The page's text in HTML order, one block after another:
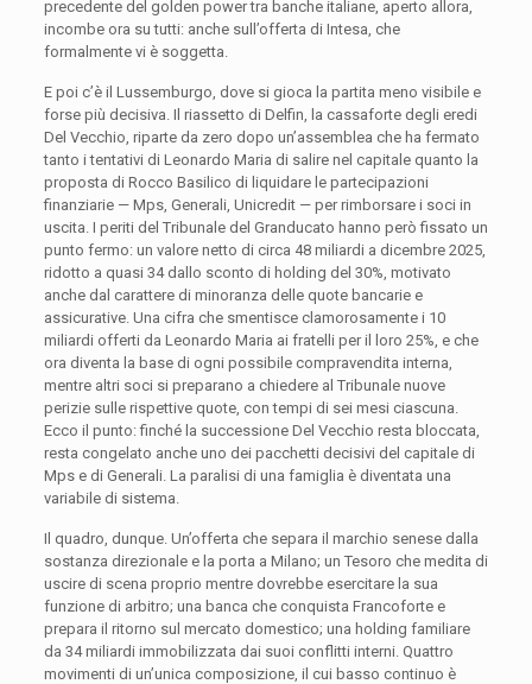
precedente del golden power tra banche italiane, aperto allora,
incombe ora su tutti: anche sull’offerta di Intesa, che
formalmente vi è soggetta.
E poi c’è il Lussemburgo, dove si gioca la partita meno visibile e
forse più decisiva. Il riassetto di Delfin, la cassaforte degli eredi
Del Vecchio, riparte da zero dopo un’assemblea che ha fermato
tanto i tentativi di Leonardo Maria di salire nel capitale quanto la
proposta di Rocco Basilico di liquidare le partecipazioni
finanziarie — Mps, Generali, Unicredit — per rimborsare i soci in
uscita. I periti del Tribunale del Granducato hanno però fissato un
punto fermo: un valore netto di circa 48 miliardi a dicembre 2025,
ridotto a quasi 34 dallo sconto di holding del 30%, motivato
anche dal carattere di minoranza delle quote bancarie e
assicurative. Una cifra che smentisce clamorosamente i 10
miliardi offerti da Leonardo Maria ai fratelli per il loro 25%, e che
ora diventa la base di ogni possibile compravendita interna,
mentre altri soci si preparano a chiedere al Tribunale nuove
perizie sulle rispettive quote, con tempi di sei mesi ciascuna.
Ecco il punto: finché la successione Del Vecchio resta bloccata,
resta congelato anche uno dei pacchetti decisivi del capitale di
Mps e di Generali. La paralisi di una famiglia è diventata una
variabile di sistema.
Il quadro, dunque. Un’offerta che separa il marchio senese dalla
sostanza direzionale e la porta a Milano; un Tesoro che medita di
uscire di scena proprio mentre dovrebbe esercitare la sua
funzione di arbitro; una banca che conquista Francoforte e
prepara il ritorno sul mercato domestico; una holding familiare
da 34 miliardi immobilizzata dai suoi conflitti interni. Quattro
movimenti di un’unica composizione, il cui basso continuo è